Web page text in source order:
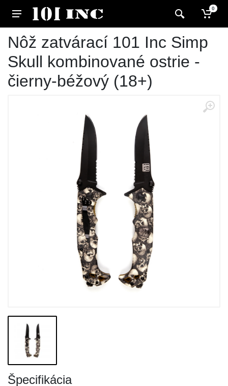
0
Nôž zatvárací 101 Inc Simp
Skull kombinované ostrie -
čierny-béžový (18+)
Špecifikácia